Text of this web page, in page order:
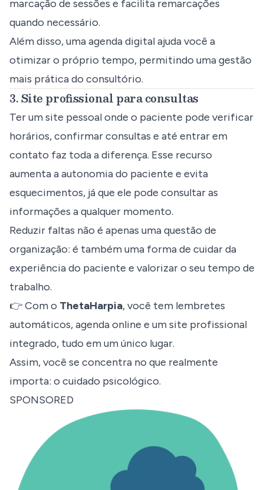
marcação de sessões e facilita remarcações
quando necessário.
Além disso, uma agenda digital ajuda você a
otimizar o próprio tempo, permitindo uma gestão
mais prática do consultório.
3. Site profissional para consultas
Ter um site pessoal onde o paciente pode verificar
horários, confirmar consultas e até entrar em
contato faz toda a diferença. Esse recurso
aumenta a autonomia do paciente e evita
esquecimentos, já que ele pode consultar as
informações a qualquer momento.
Reduzir faltas não é apenas uma questão de
organização: é também uma forma de cuidar da
experiência do paciente e valorizar o seu tempo de
trabalho.
👉 Com o ThetaHarpia, você tem lembretes
automáticos, agenda online e um site profissional
integrado, tudo em um único lugar.
Assim, você se concentra no que realmente
importa: o cuidado psicológico.
SPONSORED